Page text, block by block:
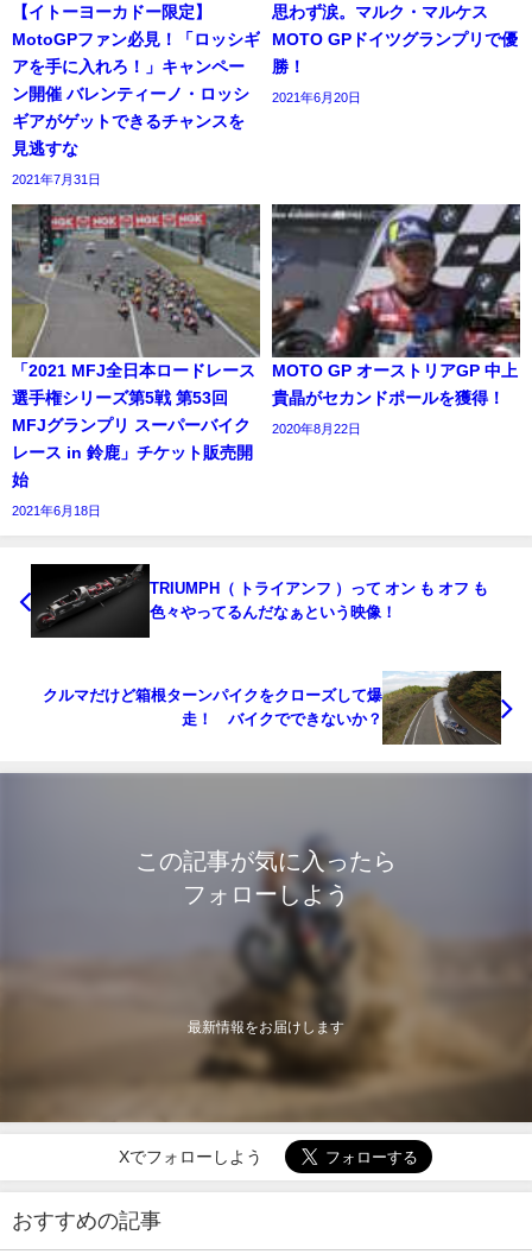
【イトーヨーカドー限定】
MotoGPファン必見！「ロッシギ
アを手に入れろ！」キャンペー
ン開催 バレンティーノ・ロッシ
ギアがゲットできるチャンスを
見逃すな
2021年7月31日
思わず涙。マルク・マルケス
MOTO GPドイツグランプリで優
勝！
2021年6月20日
「2021 MFJ全日本ロードレース
選手権シリーズ第5戦 第53回
MFJグランプリ スーパーバイク
レース in 鈴鹿」チケット販売開
始
2021年6月18日
MOTO GP オーストリアGP 中上
貴晶がセカンドポールを獲得！
2020年8月22日
TRIUMPH（ トライアンフ ）って オン も オフ も
色々やってるんだなぁという映像！
クルマだけど箱根ターンパイクをクローズして爆
走！ バイクでできないか？
この記事が気に入ったら
フォローしよう
最新情報をお届けします
Xでフォローしよう
おすすめの記事